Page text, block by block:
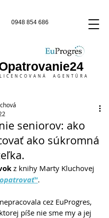
LICENCOVANÁ AGENTÚRA
0948 854 686
seniorov: ako
ako súkromná
z knihy Marty Kluchovej
.
cez EuProgres,
píše nie sme my a jej